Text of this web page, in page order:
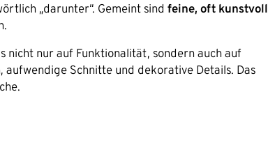
„darunter“. Gemeint sind feine, oft kunstvoll
nicht nur auf Funktionalität, sondern auch auf
Schnitte und dekorative Details. Das